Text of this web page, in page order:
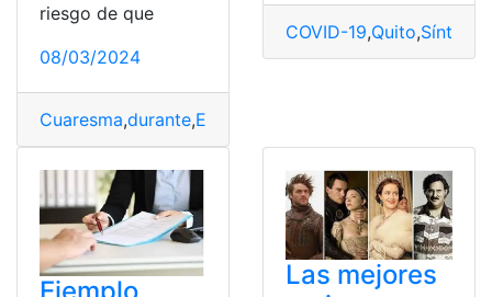
riesgo de que
08/03/2024
Cuaresma,durante,Esta
COVID-19,Quito,
Las mejores